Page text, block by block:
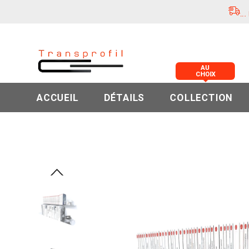
...
ACCUEIL DÉTAILS COLLECTION
AU
CHOIX